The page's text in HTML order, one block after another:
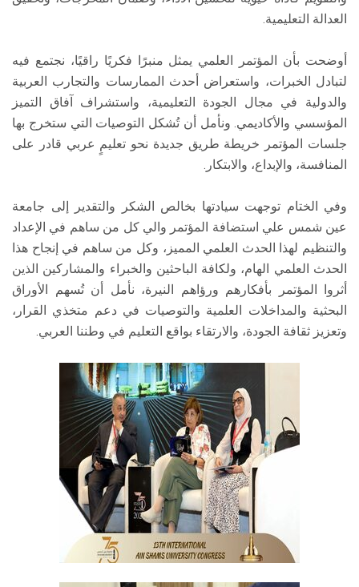
العدالة التعليمية.
أوضحت بأن المؤتمر العلمي يمثل منبرًا فكريًا راقيًا، نجتمع فيه
لتبادل الخبرات، واستعراض أحدث الممارسات والتجارب العربية
والدولية في مجال الجودة التعليمية، واستشراف آفاق التميز
المؤسسي والأكاديمي. ونأمل أن تُشكل التوصيات التي ستخرج بها
جلسات المؤتمر خريطة طريق جديدة نحو تعليمٍ عربي قادر على
المنافسة، والإبداع، والابتكار.
وفي الختام توجهت سيادتها بخالص الشكر والتقدير إلى جامعة
عين شمس علي استضافة المؤتمر والي كل من ساهم في الإعداد
والتنظيم لهذا الحدث العلمي المميز، وكل من ساهم في إنجاح هذا
الحدث العلمي الهام، ولكافة الباحثين والخبراء والمشاركين الذين
أثروا المؤتمر بأفكارهم ورؤاهم النيرة، نأمل أن تُسهم الأوراق
البحثية والمداخلات العلمية والتوصيات في دعم متخذي القرار،
وتعزيز ثقافة الجودة، والارتقاء بواقع التعليم في وطننا العربي.